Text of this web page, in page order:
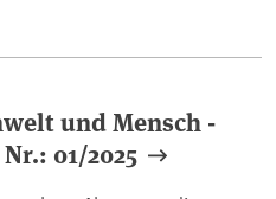
und Mensch -
01/2025